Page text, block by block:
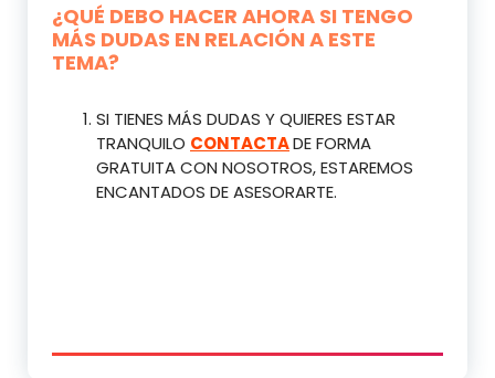
¿QUÉ DEBO HACER AHORA SI TENGO
MÁS DUDAS EN RELACIÓN A ESTE
TEMA?
SI TIENES MÁS DUDAS Y QUIERES ESTAR
TRANQUILO CONTACTADE FORMA
GRATUITA CON NOSOTROS, ESTAREMOS
ENCANTADOS DE ASESORARTE.